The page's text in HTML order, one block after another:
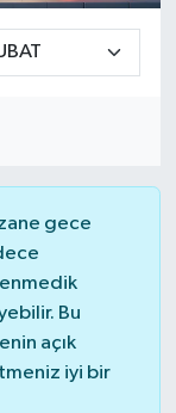
gece
Bu
açık
iyi bir